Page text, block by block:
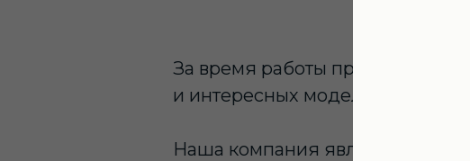
За время работы производство
и интересных моделей по
Наша компания является